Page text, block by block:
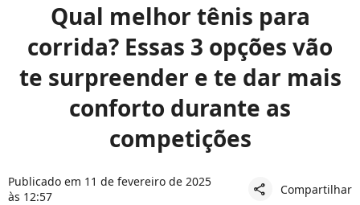
Qual melhor tênis para
corrida? Essas 3 opções vão
te surpreender e te dar mais
conforto durante as
competições
Publicado em 11 de fevereiro de 2025
às 12:57
share Compartilhar